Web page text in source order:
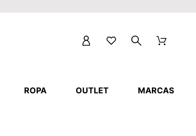
ROPA OUTLET MARCAS